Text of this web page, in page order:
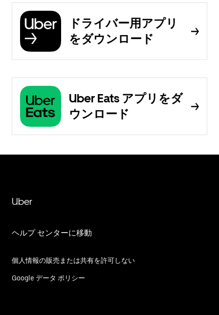
ドライバー用アプリ
をダウンロード
Uber Eats アプリをダ
ウンロード
Uber
ヘルプ センターに移動
個人情報の販売または共有を許可しない
Google データ ポリシー